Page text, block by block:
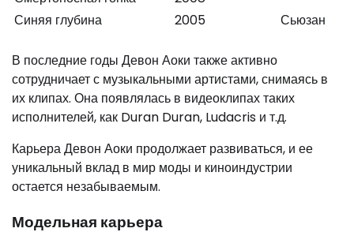
Синяя глубина
2005 Сьюзан
В последние годы Девон Аоки также активно
сотрудничает с музыкальными артистами, снимаясь в
их клипах. Она появлялась в видеоклипах таких
исполнителей, как Duran Duran, Ludacris и т.д.
Карьера Девон Аоки продолжает развиваться, и ее
уникальный вклад в мир моды и киноиндустрии
остается незабываемым.
Модельная карьера